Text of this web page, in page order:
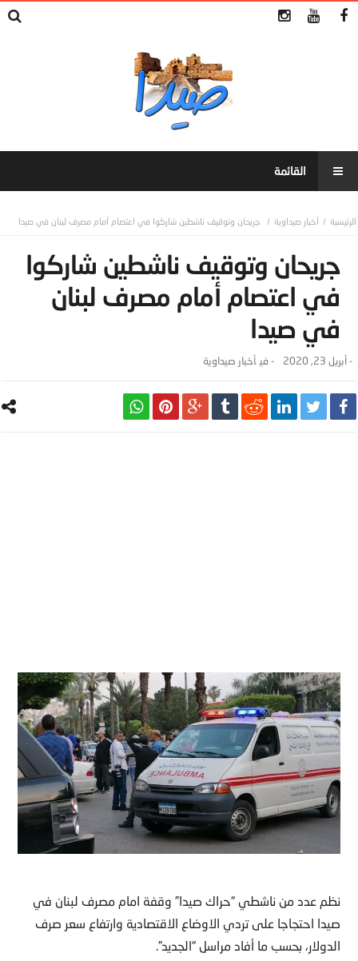
أخبار صيداوية جريحان وتوقيف ناشطين شاركوا في اعتصام أمام مصرف لبنان في صيدا
جريحان وتوقيف ناشطين شاركوا
في اعتصام أمام مصرف لبنان
في صيدا
-أبريل 23, 2020 - ‎في أخبار صيداوية
نظم عدد من ناشطي “حراك صيدا” وقفة امام مصرف لبنان في
صيدا احتجاجا على تردي الاوضاع الاقتصادية وارتفاع سعر صرف
الدولار، بحسب ما أفاد مراسل “الجديد”.